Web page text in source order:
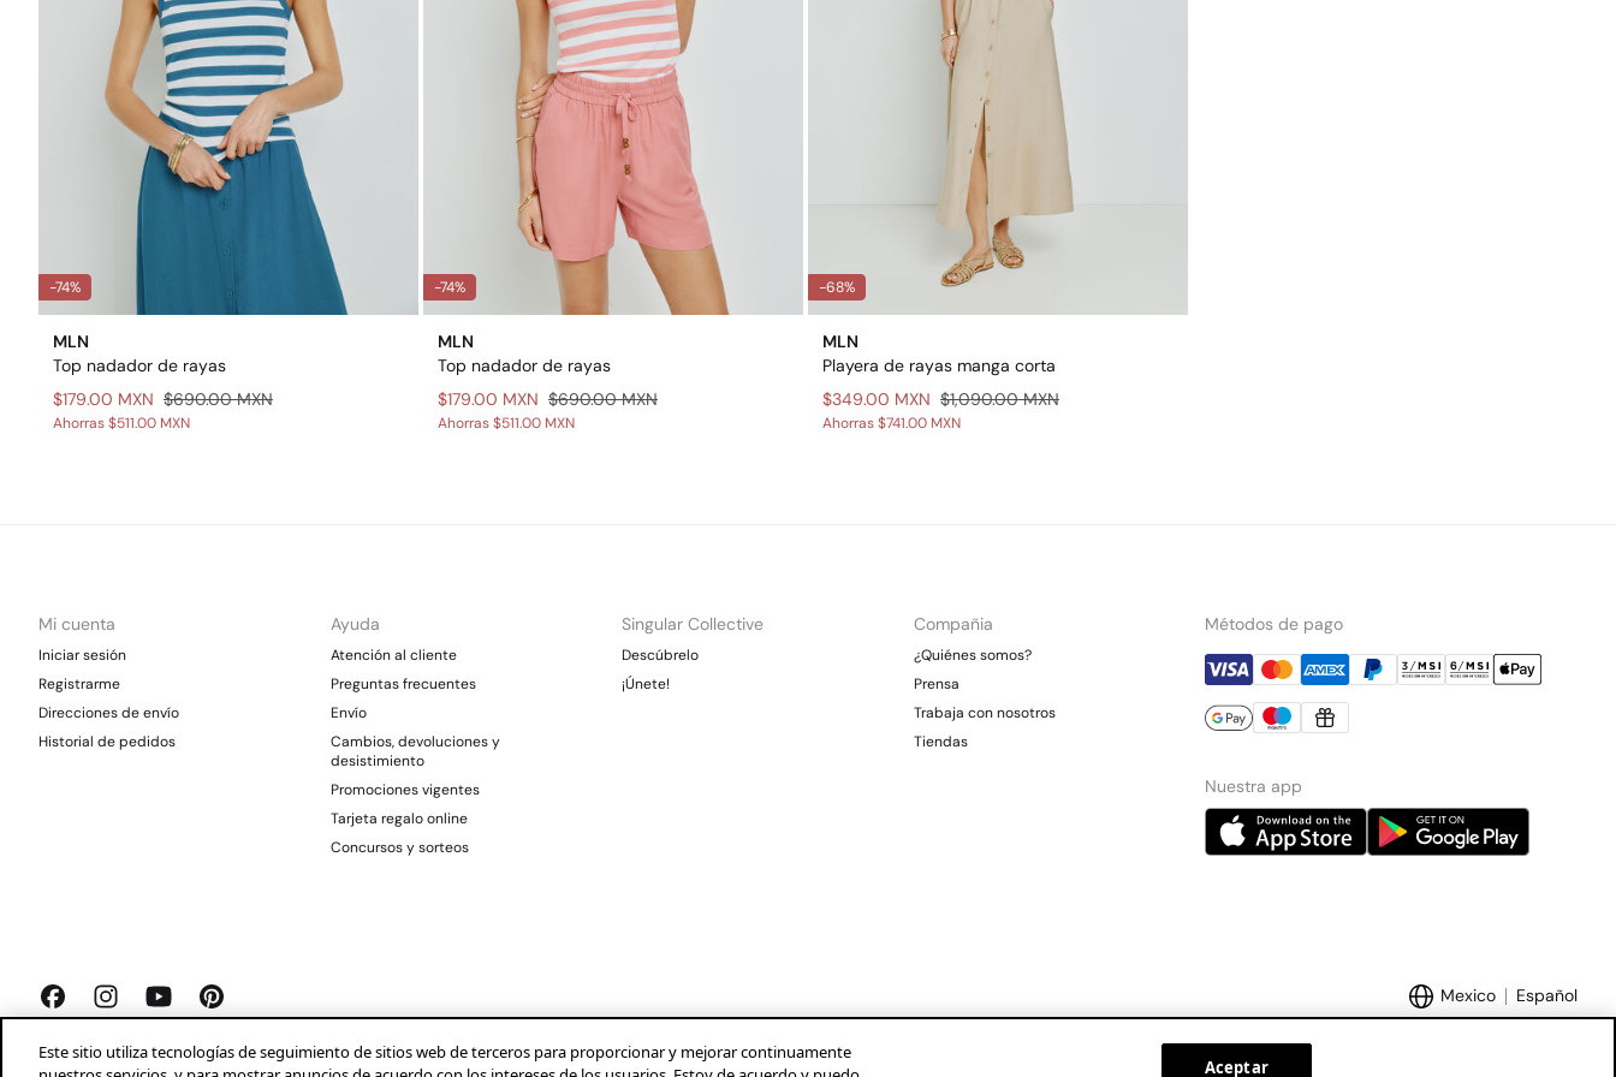
-74%
MLN
Top nadador de rayas
$179.00 MXN $690.00 MXN
Ahorras$511.00 MXN
-74%
MLN
Top nadador de rayas
$179.00 MXN $690.00 MXN
Ahorras$511.00 MXN
-68%
MLN
Playera de rayas manga corta
$349.00 MXN $1,090.00 MXN
Ahorras$741.00 MXN
Mi cuenta
Iniciar sesión
Registrarme
Direcciones de envío
Historial de pedidos
Ayuda
Atención al cliente
Preguntas frecuentes
Envío
Cambios, devoluciones y
desistimiento
Promociones vigentes
Tarjeta regalo online
Concursos y sorteos
Singular Collective
Descúbrelo
¡Únete!
Compañia
¿Quiénes somos?
Prensa
Trabaja con nosotros
Tiendas
Métodos de pago
Nuestra app
Mexico Español
Este sitio utiliza tecnologías de seguimiento de sitios web de terceros para proporcionar y mejorar continuamente
Aceptar